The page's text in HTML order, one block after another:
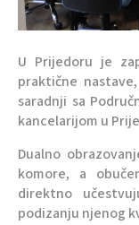
U Prijedoru je
praktične
saradnji sa
kancelarijom u
Dualno
komore, a
direktno
podizanju njenog